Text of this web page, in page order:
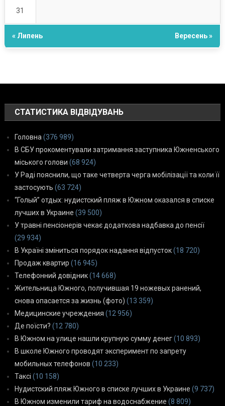
31
« Липень Вересень »
СТАТИСТИКА ВІДВІДУВАНЬ
Головна (376 989)
В СБУ прокоментували затримання заступника Южненського
міського голови (68 924)
У Раді пояснили, що таке четверта черга мобілізації та коли її
застосують (63 724)
“Голый” отдых: нудистский пляж в Южном оказался в списке
лучших в Украине (39 500)
У травні пенсіонерів чекає додаткова надбавка до пенсії
(29 934)
В Україні зміниться порядок надання відпусток(18 720)
Продаж квартир (16 945)
Телефонний довідник(14 668)
Жительница Южного, получившая 19 ножевых ранений,
снова опасается за жизнь (фото) (13 359)
Медицинские учреждения (12 956)
Де поїсти? (12 780)
В Южном на улице нашли крупную сумму денег(10 893)
В школе Южного проводят эксперимент по запрету
мобильных телефонов (10 233)
Таксі (10 158)
Нудистский пляж Южного в списке лучших в Украине (9 737)
В Южном изменили тариф на водоснабжение (8 809)